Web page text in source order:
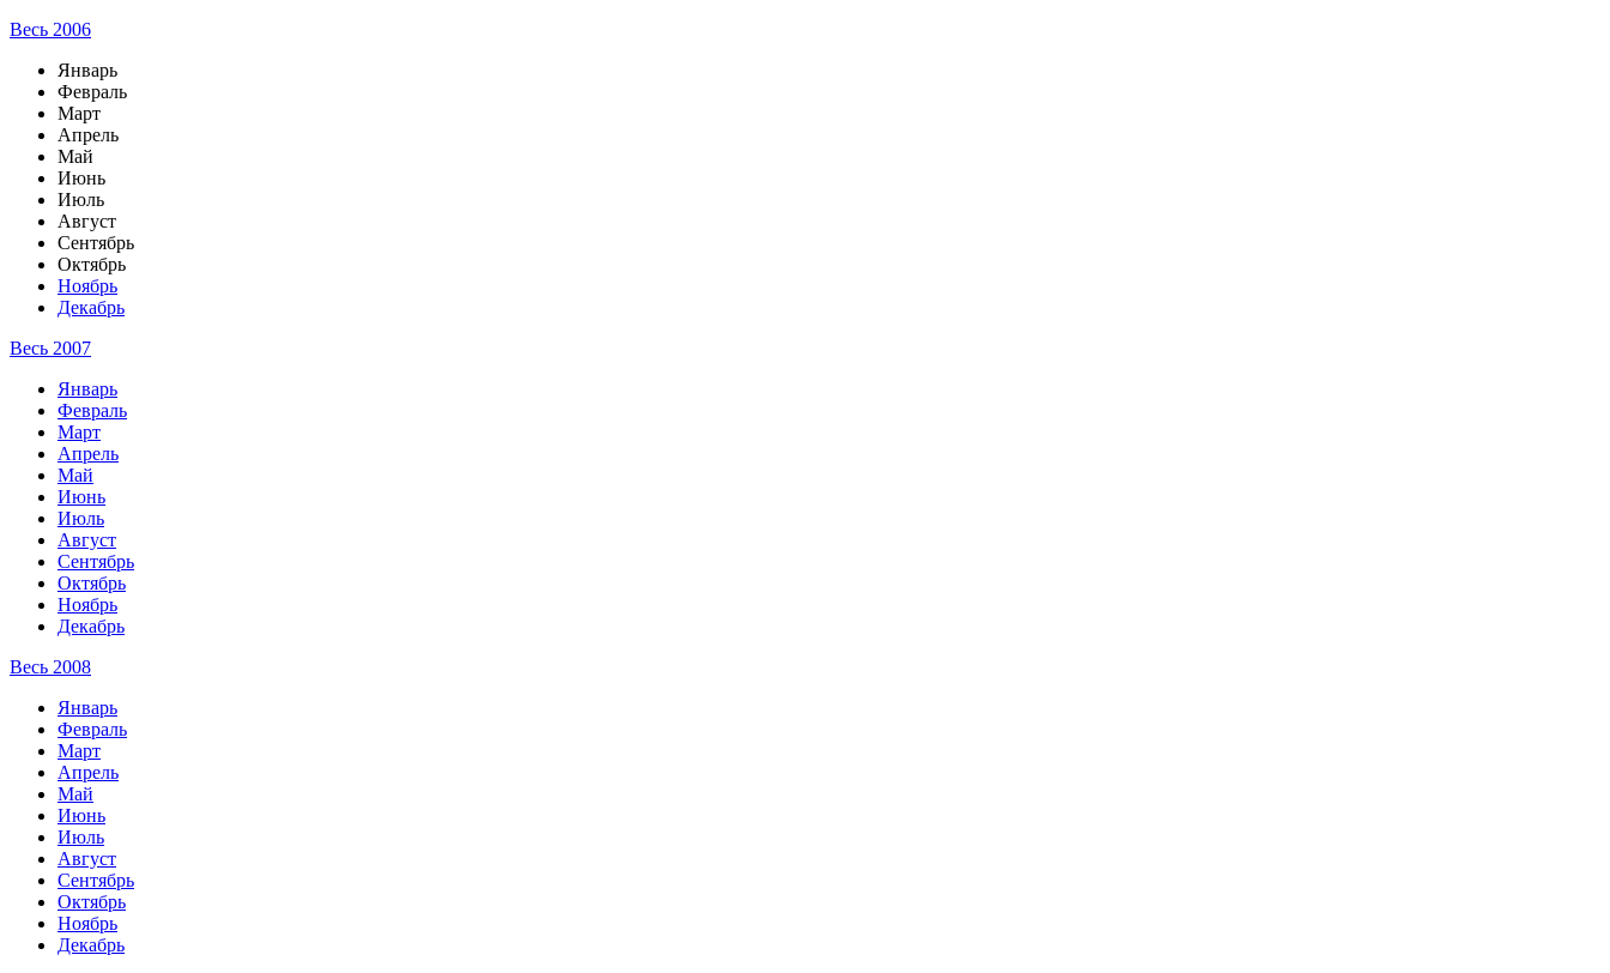
Весь 2006
Январь
Февраль
Март
Апрель
Май
Июнь
Июль
Август
Сентябрь
Октябрь
Ноябрь
Декабрь
Весь 2007
Январь
Февраль
Март
Апрель
Май
Июнь
Июль
Август
Сентябрь
Октябрь
Ноябрь
Декабрь
Весь 2008
Январь
Февраль
Март
Апрель
Май
Июнь
Июль
Август
Сентябрь
Октябрь
Ноябрь
Декабрь